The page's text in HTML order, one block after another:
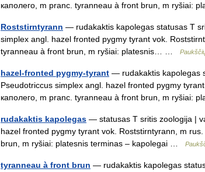
каполего, m pranc. tyranneau à front brun, m ryšiai:
Roststirntyrann — rudakaktis kapolegas statusas T
simplex angl. hazel fronted pygmy tyrant vok.
tyranneau à front brun, m ryšiai: platesnis… …
hazel-fronted pygmy-tyrant — rudakaktis kapolegas
Pseudotriccus simplex angl. hazel fronted pygmy
каполего, m pranc. tyranneau à front brun, m ryšiai:
rudakaktis kapolegas — statusas T sritis zoologija |
hazel fronted pygmy tyrant vok. Roststirntyrann, m
brun, m ryšiai: platesnis terminas – kapolegai …
tyranneau à front brun — rudakaktis kapolegas